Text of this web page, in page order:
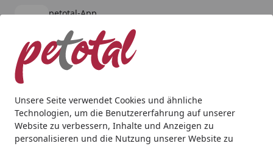
Unsere Seite verwendet Cookies und ähnliche
Technologien, um die Benutzererfahrung auf unserer
Website zu verbessern, Inhalte und Anzeigen zu
personalisieren und die Nutzung unserer Website zu
petotal-App
kostenlos - Im App Store
Alle Produkte
Mein Konto
Suchen
Startseite
Hund Nahrungsergänzung & Diätfutter Paws&Patch